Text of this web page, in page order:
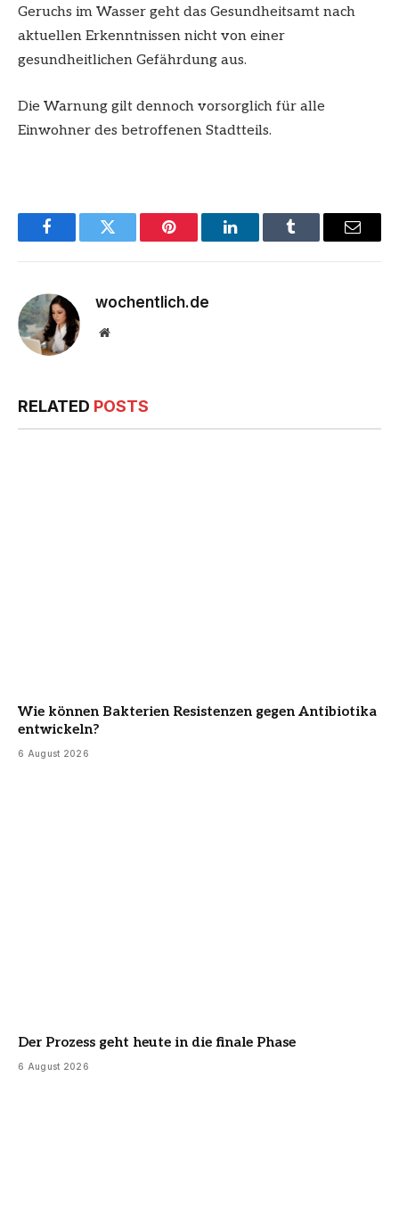
Geruchs im Wasser geht das Gesundheitsamt nach
aktuellen Erkenntnissen nicht von einer
gesundheitlichen Gefährdung aus.
Die Warnung gilt dennoch vorsorglich für alle
Einwohner des betroffenen Stadtteils.
FacebookTwitter Pinterest LinkedInTumblr Email
wochentlich.de
Website
RELATED POSTS
Wie können Bakterien Resistenzen gegen Antibiotika
entwickeln?
6 August 2026
Der Prozess geht heute in die finale Phase
6 August 2026